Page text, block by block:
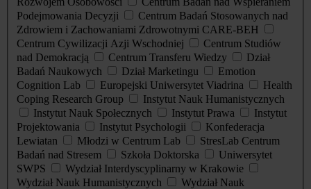
Podejmowania Decyzji
Centrum Badań Stosowanych nad
Zdrowiem i Zachowaniami Zdrowotnymi CARE-BEH
Centrum Cywilizacji Azji Wschodniej
Centrum Studiów
nad Demokracją
Centrum Transferu Wiedzy
Dział
Badań Naukowych
Dział Marketingu
Emotion
Cognition Lab
Europejski Uniwersytet Viadrina
Health
Coping Research Group
Instytut Nauk Humanistycznych
Instytut Nauk Społecznych
Instytut Prawa
Instytut
Projektowania
Instytut Psychologii
Konfederacja
Lewiatan
Młodzi w Centrum Lab
StresLab Centrum
Badań nad Stresem
Szkoła Doktorska
Uniwersytet
SWPS
Wydział Interdyscyplinarny w Krakowie
Wydział Nauk Humanistycznych
Wydział Nauk